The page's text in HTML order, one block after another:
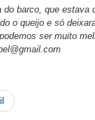
barco, que estava
o queijo e só
ser muito